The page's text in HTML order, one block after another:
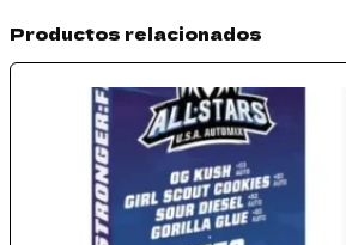
Productos relacionados